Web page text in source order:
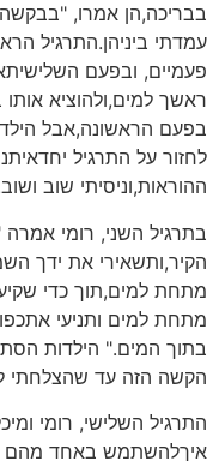
בבריכה,הן אמרו,
עמדתי ביניהן.התרגיל
פעמיים, ובפעם
ראשך למים,ולהוציא
בפעם הראשונה,אבל
לחזור על התרגיל
ההוראות,וניסיתי שוב
בתרגיל השני, רומי
הקיר,ותשאירי את ידך
מתחת למים,תוך כדי
מתחת למים ותניעי
בתוך המים." הילדות
הקשה הזה עד שהצלחתי
התרגיל השלישי, רומי
איךלהשתמש באחד מהם